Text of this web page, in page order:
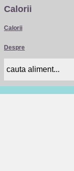
Calorii
Calorii
Despre